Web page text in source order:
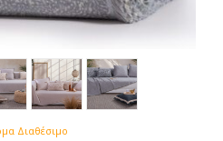
Διαθέσιμο